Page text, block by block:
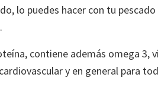
lo puedes hacer con tu
contiene además omega 3,
y en general para